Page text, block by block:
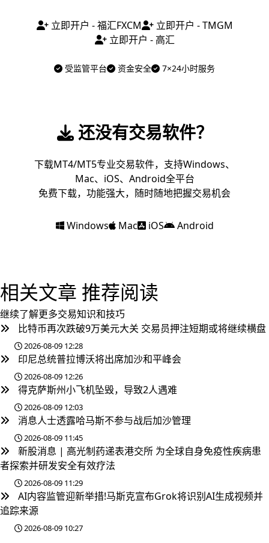
立即开户 - 福汇FXCM
立即开户 - TMGM
立即开户 - 高汇
受监管平台 资金安全 7×24小时服务
还没有交易软件？
下载MT4/MT5专业交易软件，支持Windows、
Mac、iOS、Android全平台
免费下载，功能强大，随时随地把握交易机会
Windows Mac iOS Android
相关文章 推荐阅读
继续了解更多交易知识和技巧
比特币再次跌破9万美元大关 交易员押注短期或将继续横盘
2026-08-09 12:28
印尼总统普拉博沃将出席加沙和平峰会
2026-08-09 12:26
得克萨斯州小飞机坠毁，导致2人遇难
2026-08-09 12:03
消息人士透露哈马斯不参与战后加沙管理
2026-08-09 11:45
新股消息 | 高光制药递表港交所 为全球自身免疫性疾病患
者探索并研发安全有效疗法
2026-08-09 11:29
AI内容监管迎新举措!马斯克宣布Grok将识别AI生成视频并
追踪来源
2026-08-09 10:27